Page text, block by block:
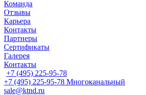
Команда
Отзывы
Карьера
Контакты
Партнеры
Сертификаты
Галерея
Контакты
+7 (495) 225-95-78
+7 (495) 225-95-78 Многоканальный
sale@ktnd.ru